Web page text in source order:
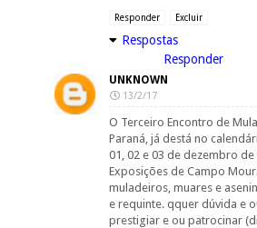
Responder Excluir
Respostas
Responder
UNKNOWN
13/2/17
O Terceiro Encontro de
Paraná, já destá no
01, 02 e 03 de dezembro
Exposições de Campo
muladeiros, muares e
e requinte. qquer dúvida e
prestigiar e ou patrocinar